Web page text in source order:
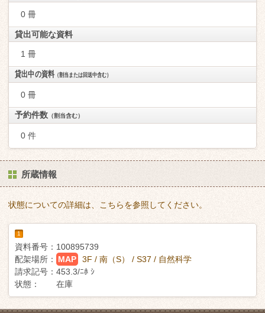
0 冊
貸出可能な資料
1 冊
貸出中の資料（割当または回送中含む）
0 冊
予約件数 （割当含む）
0 件
所蔵情報
状態についての詳細は、こちらを参照してください。
1
資料番号： 100895739
配架場所：
MAP
3F / 南（S） / S37 / 自然科学
請求記号： 453.3/ﾆﾎ ｼ
状態：
在庫